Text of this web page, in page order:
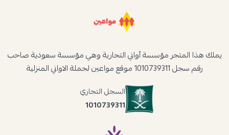
يملك هذا المتجر مؤسسة أواني التجارية وهي مؤسسة سعودية صاحب
رقم سجل 1010739311 موقع مواعين لجملة الاواني المنزلية
السجل التجاري
1010739311